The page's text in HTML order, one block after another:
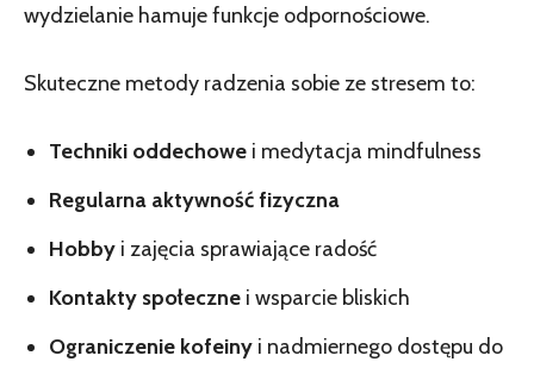
wydzielanie hamuje funkcje odpornościowe.
Skuteczne metody radzenia sobie ze stresem to:
Techniki oddechowe i medytacja mindfulness
Regularna aktywność fizyczna
Hobby i zajęcia sprawiające radość
Kontakty społeczne i wsparcie bliskich
Ograniczenie kofeiny i nadmiernego dostępu do